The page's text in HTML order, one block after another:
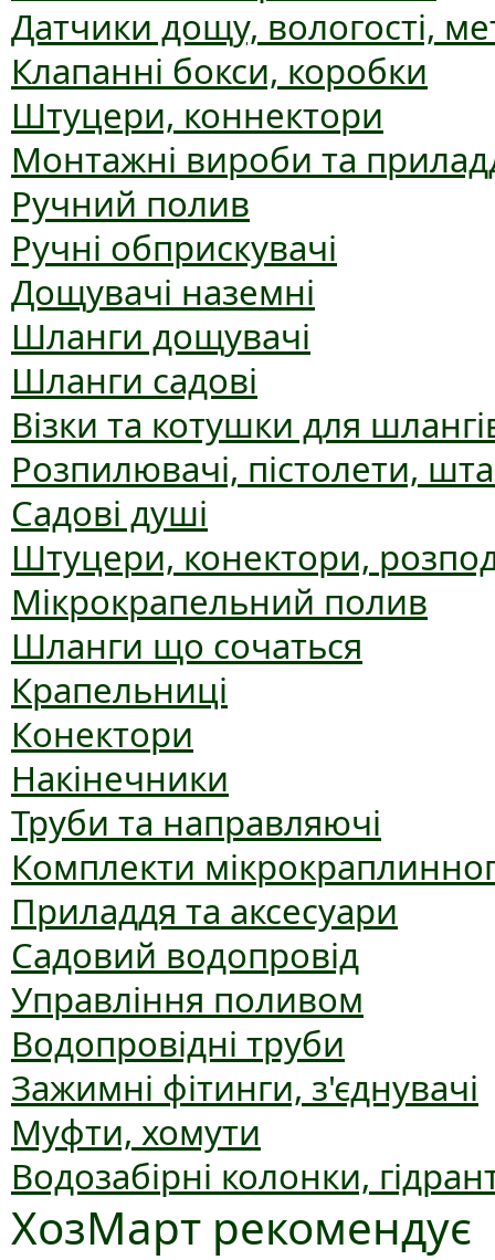
Датчики дощу, вологості,
Клапанні бокси, коробки
Штуцери, коннектори
Монтажні вироби та
Ручний полив
Ручні обприскувачі
Дощувачі наземні
Шланги дощувачі
Шланги садові
Візки та котушки для
Розпилювачі, пістолети,
Садові душі
Штуцери, конектори,
Мікрокрапельний полив
Шланги що сочаться
Крапельниці
Конектори
Накінечники
Труби та направляючі
Комплекти
Приладдя та аксесуари
Садовий водопровід
Управління поливом
Водопровідні труби
Зажимні фітинги, з'єднувачі
Муфти, хомути
Водозабірні колонки,
ХозМарт рекомендує